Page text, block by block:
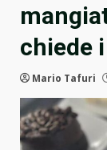
chiede
Mario Tafuri